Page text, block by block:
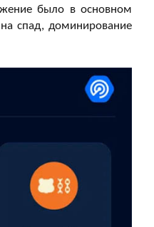
было в основном
спад, доминирование